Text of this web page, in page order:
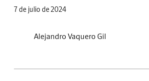
7 de julio de 2024
Alejandro Vaquero Gil